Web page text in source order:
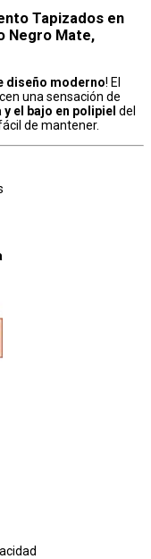
Tapizados en
Negro Mate,
diseño moderno! El
una sensación de
el bajo en polipiel del
de mantener.